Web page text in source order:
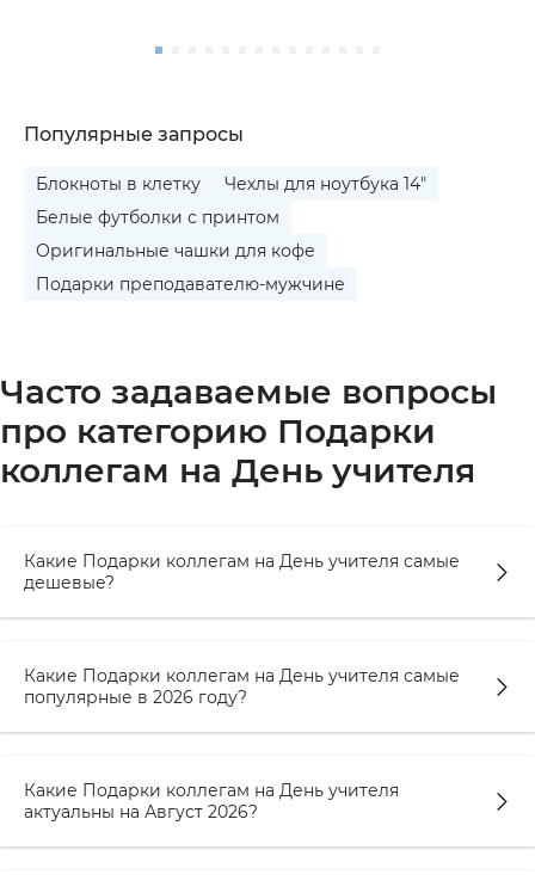
Популярные запросы
Блокноты в клетку
Чехлы для ноутбука 14"
Белые футболки с принтом
Оригинальные чашки для кофе
Подарки преподавателю-мужчине
Часто задаваемые вопросы
про категорию Подарки
коллегам на День учителя
Какие Подарки коллегам на День учителя самые
дешевые?
Какие Подарки коллегам на День учителя самые
популярные в 2026 году?
Какие Подарки коллегам на День учителя
актуальны на Август 2026?